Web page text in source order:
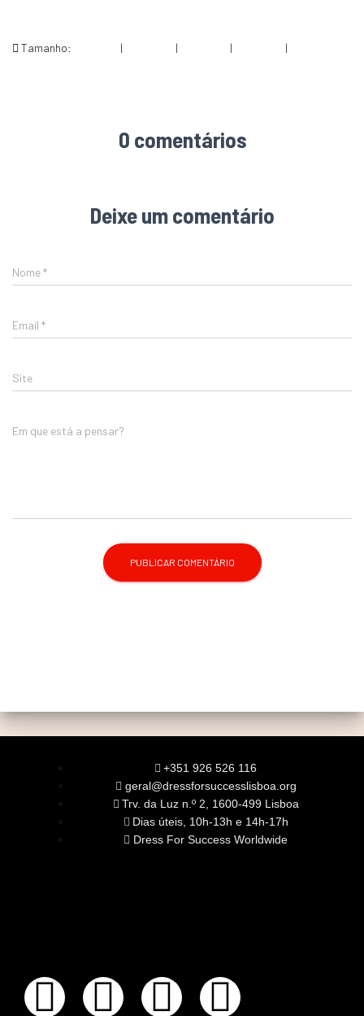
Tamanho: | | | |
0 comentários
Deixe um comentário
Nome*
Email *
Site
Em que está a pensar?
+351 926 526 116
geral@dressforsuccesslisboa.org
Trv. da Luz n.º 2, 1600-499 Lisboa
Dias úteis, 10h-13h e 14h-17h
Dress For Success Worldwide